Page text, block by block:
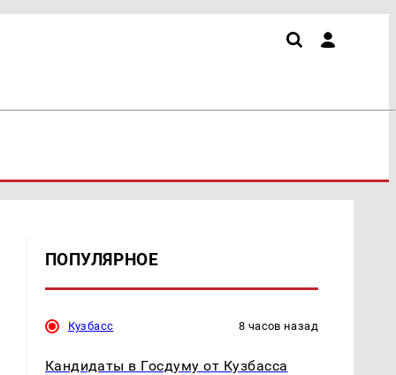
ПОПУЛЯРНОЕ
Кузбасс 8 часов назад
Кандидаты в Госдуму от Кузбасса